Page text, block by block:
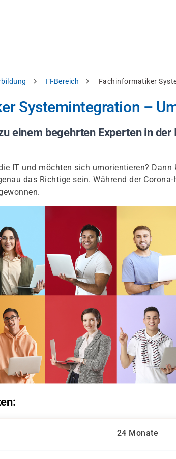
IT-Bereich Fachinformatiker
Systemintegration –
einem begehrten Experten in
IT und möchten sich umorientieren? Dann
das Richtige sein. Während der
24 Monate